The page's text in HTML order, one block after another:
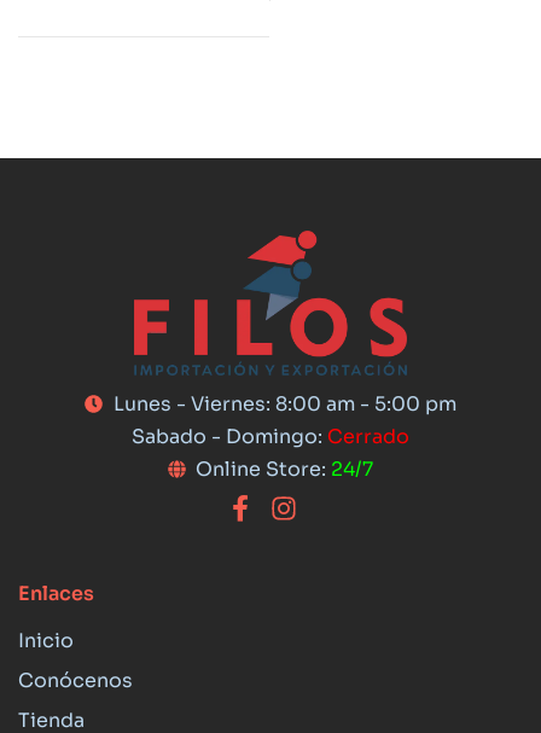
Lunes - Viernes: 8:00 am - 5:00 pm
Sabado - Domingo: Cerrado
Online Store: 24/7
Enlaces
Inicio
Conócenos
Tienda